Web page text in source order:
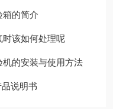
箱的简介
该如何处理呢
的安装与使用方法
说明书